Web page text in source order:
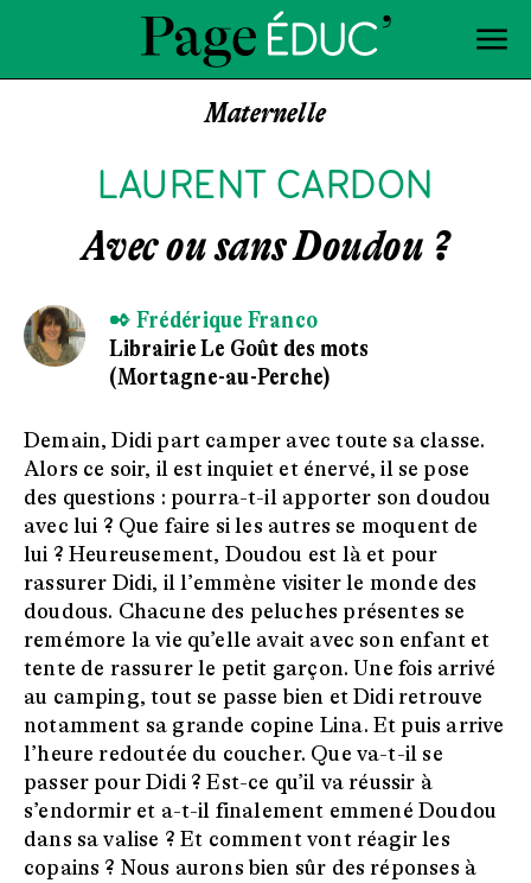
Maternelle
LAURENT CARDON
Avec ou sans Doudou ?
✒ Frédérique Franco
Librairie Le Goût des mots
(Mortagne-au-Perche)
Demain, Didi part camper avec toute sa classe.
Alors ce soir, il est inquiet et énervé, il se pose
des questions : pourra-t-il apporter son doudou
avec lui ? Que faire si les autres se moquent de
lui ? Heureusement, Doudou est là et pour
rassurer Didi, il l’emmène visiter le monde des
doudous. Chacune des peluches présentes se
remémore la vie qu’elle avait avec son enfant et
tente de rassurer le petit garçon. Une fois arrivé
au camping, tout se passe bien et Didi retrouve
notamment sa grande copine Lina. Et puis arrive
l’heure redoutée du coucher. Que va-t-il se
passer pour Didi ? Est-ce qu’il va réussir à
s’endormir et a-t-il finalement emmené Doudou
dans sa valise ? Et comment vont réagir les
copains ? Nous aurons bien sûr des réponses à